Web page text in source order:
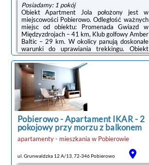
Posiadamy: 1 pokój
Obiekt Apartment Jola położony jest w
miejscowości Pobierowo. Odległość ważnych
miejsc od obiektu: Promenada Gwiazd w
Międzyzdrojach – 41 km, Klub golfowy Amber
Baltic – 29 km. W okolicy panują doskonałe
warunki do uprawiania trekkingu. Obiekt
zapewnia taras oraz bezpłatny prywatny
parking. W okolicy w odległości 300 m
znajduje się Plaża Pobierowo.W apartamencie
zapewniono balkon, sypialnię (1), salon, aneks
kuchenny ze standardowym wyposażeniem, a
także łazienkę (1) z bidetem i prysznicem.
Goście mogą podziwiać widok na ogród.
Wyposażenie obejmuje też telewizor z ...
Pobierowo-Apartament IKAR - 2
pokojowy przy morzu z balkonem
apartamenty - mieszkania w Pobierowie
ul. Grunwaldzka 12 A/13, 72-346 Pobierowo